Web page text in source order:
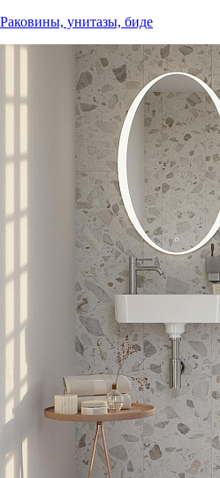
Раковины, унитазы, биде